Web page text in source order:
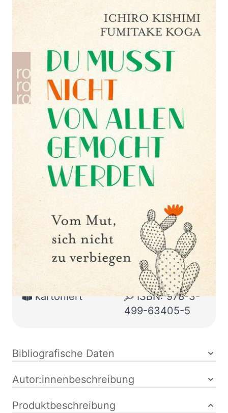
Du musst nicht von
allen gemocht
werden
Zur Wunschliste hinzufügen
Vom Mut, sich nicht zu verbiegen
Koga Fumitake
Verlag:
Rowohlt
18.12.2018
304 Seiten
kartoniert
ISBN: 978-3-
499-63405-5
Bibliografische Daten
Autor:innenbeschreibung
Produktbeschreibung